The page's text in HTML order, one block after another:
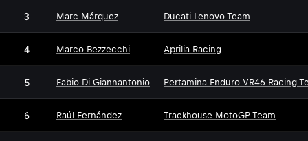
3 Marc Márquez Ducati Lenovo Team
4 Marco Bezzecchi Aprilia Racing
5 Fabio Di Giannantonio Pertamina Enduro VR46 Racing
6 Raúl Fernández Trackhouse MotoGP Team